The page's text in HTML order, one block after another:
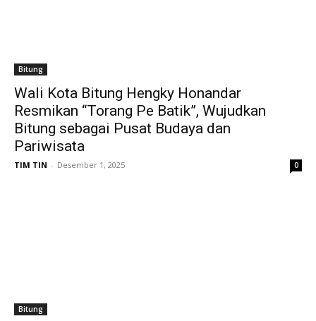
Bitung
Wali Kota Bitung Hengky Honandar
Resmikan “Torang Pe Batik”, Wujudkan
Bitung sebagai Pusat Budaya dan
Pariwisata
TIM TIN - Desember 1, 2025 0
Bitung